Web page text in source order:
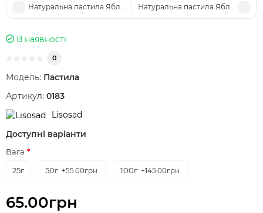
Натуральна пастила Яблуко - Порічки з медом
Натуральна пастила Яблуко -
В наявності
0
Модель: Пастила
Артикул: 0183
Lisosad
Доступні варіанти
Вага
25г
50г +55.00грн 100г +145.00грн
65.00грн